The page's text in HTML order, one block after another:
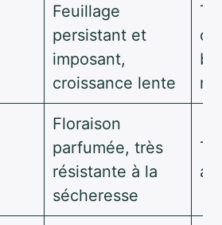
Feuillage
persistant et
imposant,
croissance lente
Floraison
parfumée, très
résistante à la
sécheresse